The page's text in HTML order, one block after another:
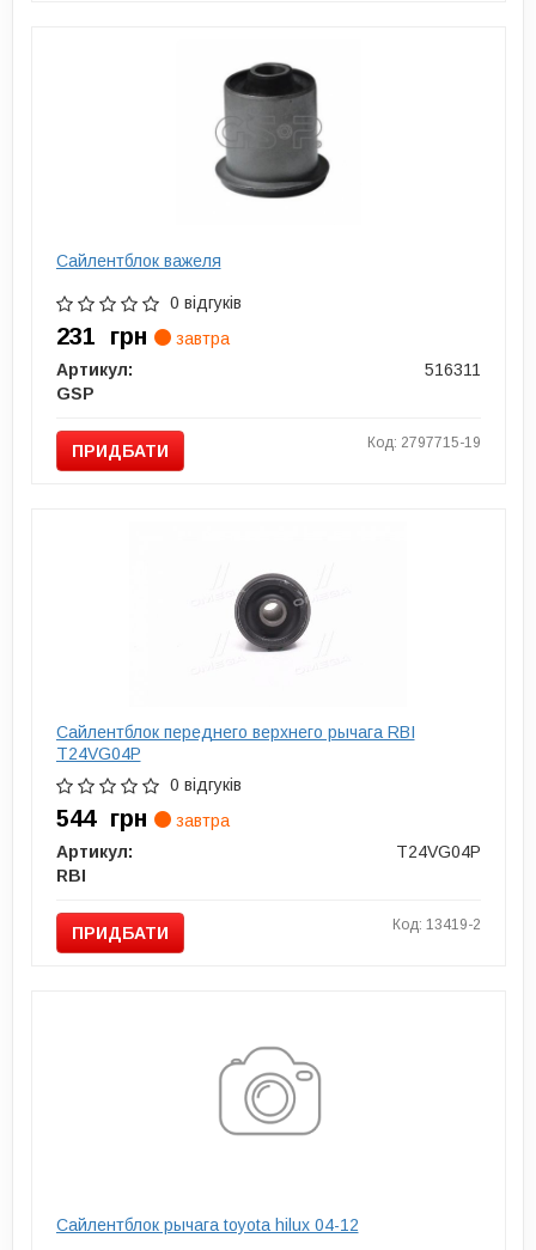
Сайлентблок важеля
0 відгуків
231 грн
завтра
Артикул:
516311
GSP
ПРИДБАТИ Код: 2797715-19
Сайлентблок переднего верхнего рычага RBI
T24VG04P
0 відгуків
544 грн
завтра
Артикул:
T24VG04P
RBI
ПРИДБАТИ Код: 13419-2
Сайлентблок рычага toyota hilux 04-12